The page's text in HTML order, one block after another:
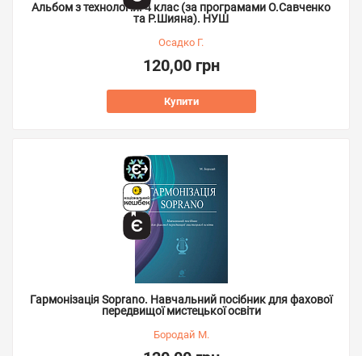
Альбом з технологій. 4 клас (за програмами О.Савченко
та Р.Шияна). НУШ
Осадко Г.
120,00 грн
Купити
Гармонізація Soprano. Навчальний посібник для фахової
передвищої мистецької освіти
Бородай М.